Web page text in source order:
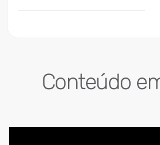
Conteúdo